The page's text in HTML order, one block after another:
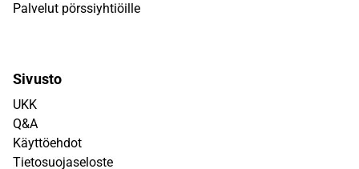
Palvelut pörssiyhtiöille
Sivusto
UKK
Q&A
Käyttöehdot
Tietosuojaseloste